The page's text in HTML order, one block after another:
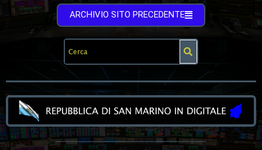
ARCHIVIO SITO PRECEDENTE